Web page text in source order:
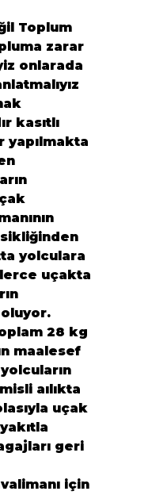
Toplum
zarar
onlarada
kasıtlı
yapılmakta
yolculara
uçakta
oluyor.
28 kg
maalesef
aılıkta
uçak
geri
için